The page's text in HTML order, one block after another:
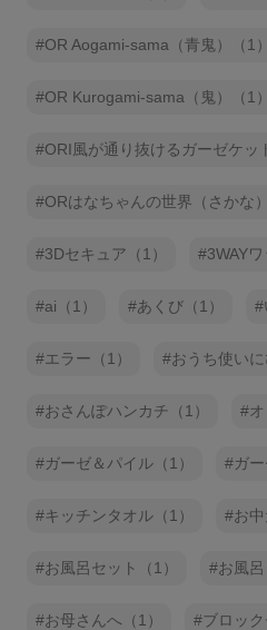
OR Aogami-sama（青鬼）（1）
OR Kurogami-sama（鬼）（1）
ORI風が通り抜けるガーゼケッ
ORはなちゃんの世界（さかな）
3Dセキュア（1） 3WAY
ai（1） あくび（1）
エラー（1） おうち使いに
おさんぽハンカチ（1） オ
ガーゼ＆パイル（1） ガ
キッチンタオル（1） お中
お風呂セット（1） お風呂
お母さんへ（1） ブロック